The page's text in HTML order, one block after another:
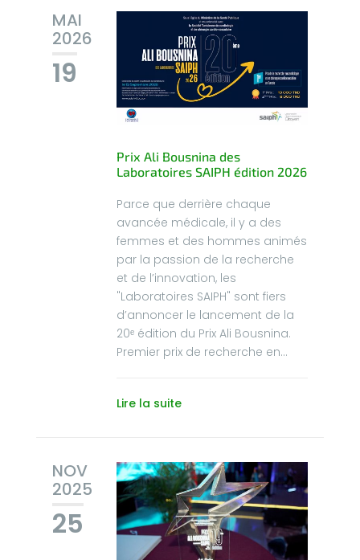
MAI
2026
19
Prix Ali Bousnina des
Laboratoires SAIPH édition 2026
Parce que derrière chaque
avancée médicale, il y a des
femmes et des hommes animés
par la passion de la recherche
et de l’innovation, les
"Laboratoires SAIPH" sont fiers
d’annoncer le lancement de la
20ᵉ édition du Prix Ali Bousnina.
Premier prix de recherche en...
Lire la suite
NOV
2025
25